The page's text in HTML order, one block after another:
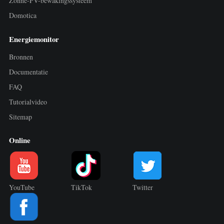
Domotica
Energiemonitor
Bronnen
Documentatie
FAQ
Tutorialvideo
Sitemap
Online
YouTube TikTok Twitter